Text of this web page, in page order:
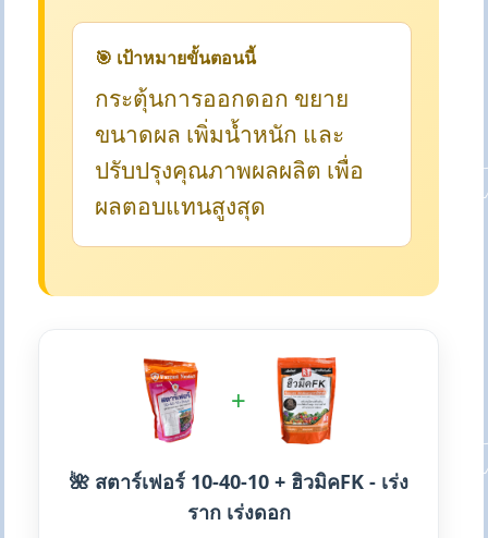
🎯 เป้าหมายขั้นตอนนี้
กระตุ้นการออกดอก ขยาย
ขนาดผล เพิ่มน้ำหนัก และ
ปรับปรุงคุณภาพผลผลิต เพื่อ
ผลตอบแทนสูงสุด
+
🌺 สตาร์เฟอร์ 10-40-10 + ฮิวมิคFK - เร่ง
ราก เร่งดอก